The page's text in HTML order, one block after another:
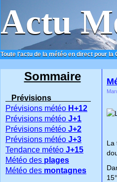
Actu
Toute l'actu de la météo en direct pour
ACCUEIL CONTACT
La
Sommaire
Prévisions
Prévisions météo H+12
Prévisions météo J+1
Prévisions météo J+2
Prévisions météo J+3
Tendance météo J+15
Météo des plages
Météo des montagnes